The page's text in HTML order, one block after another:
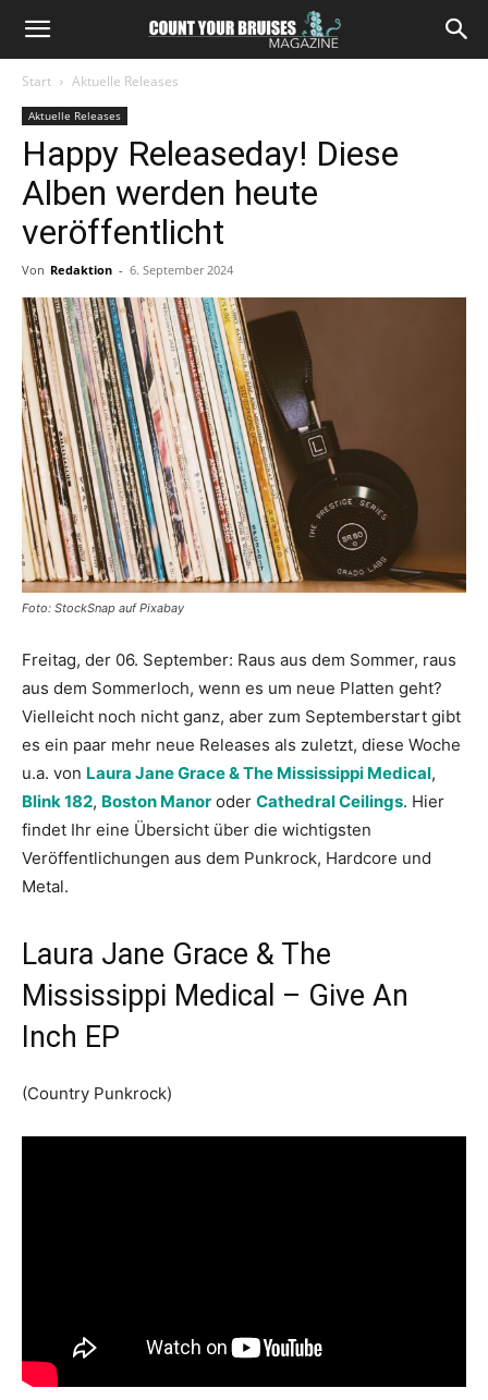
Start Aktuelle Releases
Aktuelle Releases
Happy Releaseday! Diese
Alben werden heute
veröffentlicht
Von Redaktion - 6. September 2024
Foto: StockSnap auf Pixabay
Freitag, der 06. September: Raus aus dem Sommer, raus
aus dem Sommerloch, wenn es um neue Platten geht?
Vielleicht noch nicht ganz, aber zum Septemberstart gibt
es ein paar mehr neue Releases als zuletzt, diese Woche
u.a. von Laura Jane Grace & The Mississippi Medical,
Blink 182, Boston Manor oder Cathedral Ceilings. Hier
findet Ihr eine Übersicht über die wichtigsten
Veröffentlichungen aus dem Punkrock, Hardcore und
Metal.
Laura Jane Grace & The
Mississippi Medical – Give An
Inch EP
(Country Punkrock)